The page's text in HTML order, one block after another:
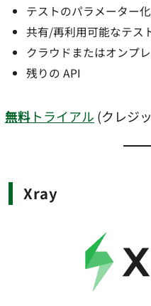
テストのパラメーター化
共有/再利用可能なテス
クラウドまたはオンプ
残りの API
無料 トライアル (クレジ
Xray